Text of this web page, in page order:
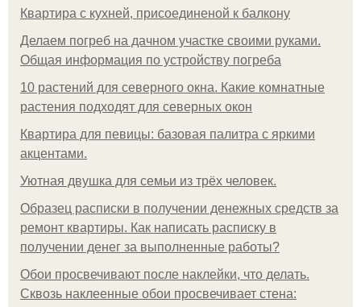
Квартира с кухней, присоединеной к балкону
Делаем погреб на дачном участке своими руками.
Общая информация по устройству погреба
10 растений для северного окна. Какие комнатные
растения подходят для северных окон
Квартира для певицы: базовая палитра с яркими
акцентами.
Уютная двушка для семьи из трёх человек.
Образец расписки в получении денежных средств за
ремонт квартиры. Как написать расписку в
получении денег за выполненные работы?
Обои просвечивают после наклейки, что делать.
Сквозь наклеенные обои просвечивает стена: